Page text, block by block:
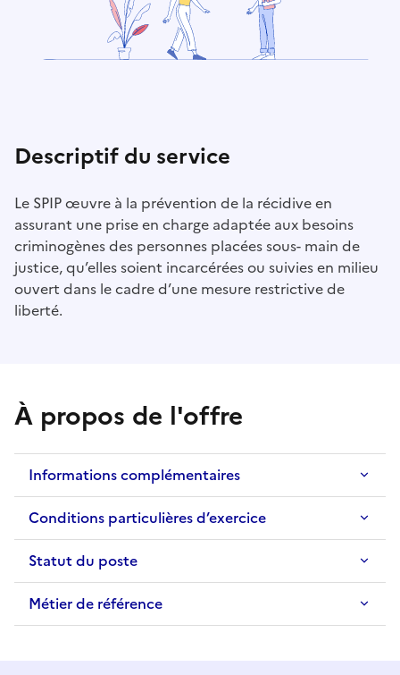
Descriptif du service
Le SPIP œuvre à la prévention de la récidive en
assurant une prise en charge adaptée aux besoins
criminogènes des personnes placées sous- main de
justice, qu’elles soient incarcérées ou suivies en milieu
ouvert dans le cadre d’une mesure restrictive de
liberté.
À propos de l'offre
Informations complémentaires
Conditions particulières d’exercice
Statut du poste
Métier de référence